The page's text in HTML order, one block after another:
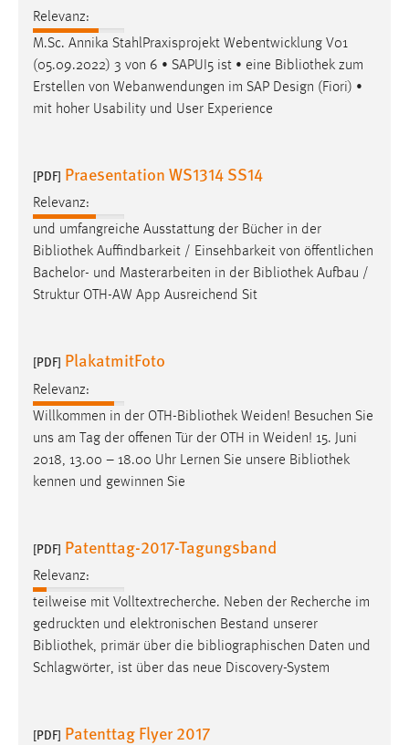
Relevanz:
M.Sc. Annika StahlPraxisprojekt Webentwicklung V01
(05.09.2022) 3 von 6 • SAPUI5 ist • eine Bibliothek zum
Erstellen von Webanwendungen im SAP Design (Fiori) •
mit hoher Usability und User Experience
[PDF] Praesentation WS1314 SS14
Relevanz:
und umfangreiche Ausstattung der Bücher in der
Bibliothek Auffindbarkeit / Einsehbarkeit von öffentlichen
Bachelor- und Masterarbeiten in der Bibliothek Aufbau /
Struktur OTH-AW App Ausreichend Sit
[PDF] PlakatmitFoto
Relevanz:
Willkommen in der OTH-Bibliothek Weiden! Besuchen Sie
uns am Tag der offenen Tür der OTH in Weiden! 15. Juni
2018, 13.00 – 18.00 Uhr Lernen Sie unsere Bibliothek
kennen und gewinnen Sie
[PDF] Patenttag-2017-Tagungsband
Relevanz:
teilweise mit Volltextrecherche. Neben der Recherche im
gedruckten und elektronischen Bestand unserer
Bibliothek, primär über die bibliographischen Daten und
Schlagwörter, ist über das neue Discovery-System
[PDF] Patenttag Flyer 2017
Plattformen anzeigen zu können, werden von diesen
externen Medien Cookies gesetzt.
YouTube